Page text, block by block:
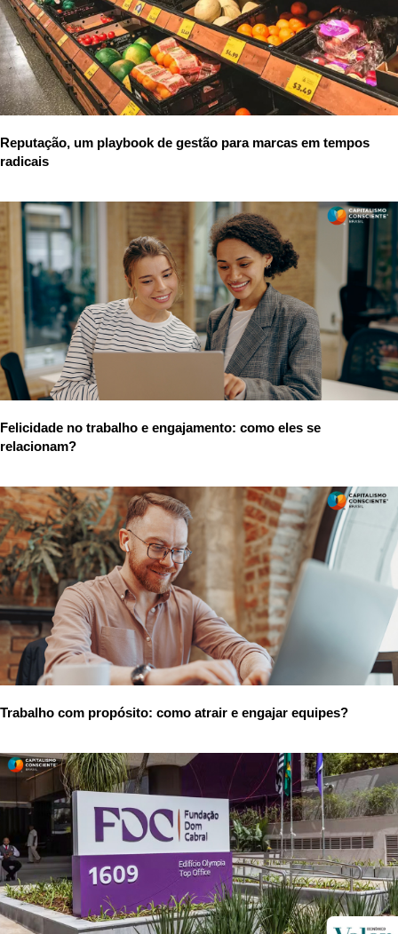
Reputação, um playbook de gestão para marcas em tempos
radicais
Felicidade no trabalho e engajamento: como eles se
relacionam?
Trabalho com propósito: como atrair e engajar equipes?